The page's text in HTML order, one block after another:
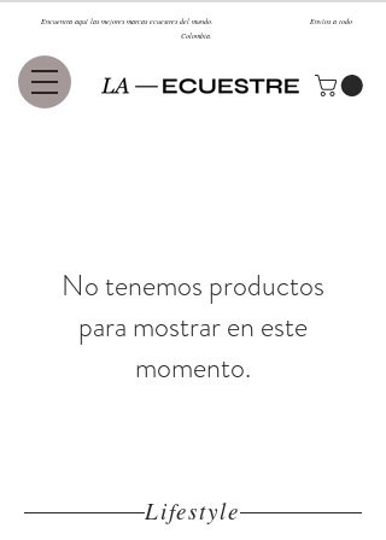
Encuentra aquí las mejores marcas ecuestres del mundo. Envíos a todo
Colombia.
No tenemos productos
para mostrar en este
momento.
Lifestyle